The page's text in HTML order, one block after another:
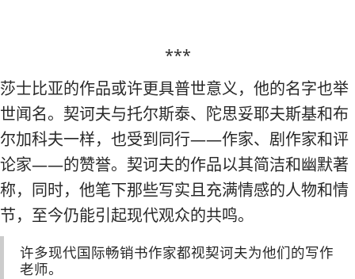
***
莎士比亚的作品或许更具普世意义，他的名字也举
世闻名。契诃夫与托尔斯泰、陀思妥耶夫斯基和布
尔加科夫一样，也受到同行——作家、剧作家和评
论家——的赞誉。契诃夫的作品以其简洁和幽默著
称，同时，他笔下那些写实且充满情感的人物和情
节，至今仍能引起现代观众的共鸣。
许多现代国际畅销书作家都视契诃夫为他们的写作
老师。